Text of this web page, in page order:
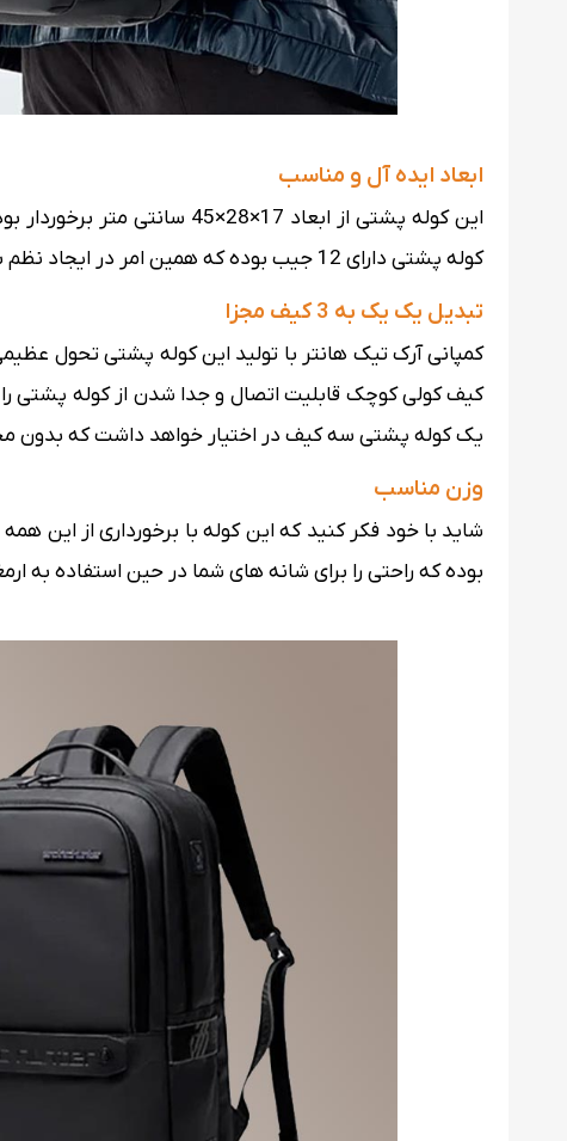
ابعاد ایده آل و مناسب
این کوله پشتی از ابعاد
کوله پشتی دارای 12 جیب بوده که همین امر در ایجاد نظم بیشتر و بهتر در هنگام چینش وسیله ها در درون محفظه کوله پشتی حائز اهمیت می باشد.
تبدیل یک یک به 3 کیف مجزا
کمپانی آرک تیک هانتر با تولید این کوله پشتی تحول
کیف کولی کوچک قابلیت اتصال و جدا شدن از کوله پشتی
یک کوله پشتی سه کیف در اختیار خواهد داشت که بدون
وزن مناسب
بوده که راحتی را برای شانه های شما در حین استفاده به